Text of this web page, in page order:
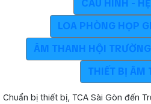
CẤU HÌNH -
LOA PHÒNG HỌP
ÂM THANH HỘI
THIẾT BỊ ÂM
Chuẩn bị thiết bị, TCA Sài Gòn đến